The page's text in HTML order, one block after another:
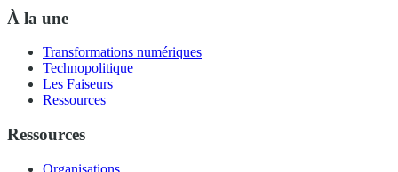
À la une
Transformations numériques
Technopolitique
Les Faiseurs
Ressources
Ressources
Organisations